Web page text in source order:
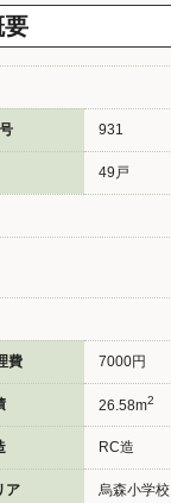
要
931
49戸
費 7000円
26.58m2
RC造
ア 烏森小学校